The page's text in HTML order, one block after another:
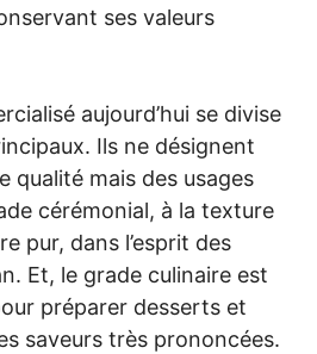
ses valeurs
aujourd’hui se divise
Ils ne désignent
qualité mais des usages
cérémonial, à la texture
pur, dans l’esprit des
Et, le grade culinaire est
préparer desserts et
saveurs très prononcées.